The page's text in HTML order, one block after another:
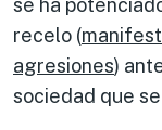
se ha
recelo (
agresiones)
sociedad que